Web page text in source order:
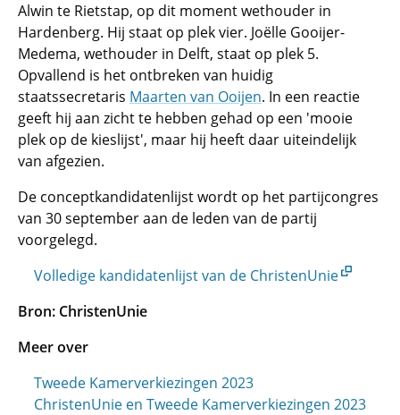
Alwin te Rietstap, op dit moment wethouder in
Hardenberg. Hij staat op plek vier. Joëlle Gooijer-
Medema, wethouder in Delft, staat op plek 5.
Opvallend is het ontbreken van huidig
staatssecretaris Maarten van Ooijen. In een reactie
geeft hij aan zicht te hebben gehad op een 'mooie
plek op de kieslijst', maar hij heeft daar uiteindelijk
van afgezien.
De conceptkandidatenlijst wordt op het partijcongres
van 30 september aan de leden van de partij
voorgelegd.
Volledige kandidatenlijst van de ChristenUnie
Bron: ChristenUnie
Meer over
Tweede Kamerverkiezingen 2023
ChristenUnie en Tweede Kamerverkiezingen 2023